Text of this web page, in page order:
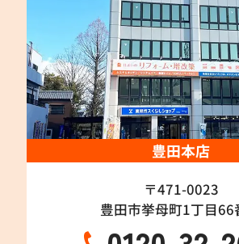
豊田本店
〒471-0023
豊田市挙母町1丁目66